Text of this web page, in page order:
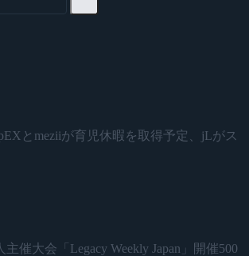
とmeziiが育児休暇を取得予定、jLがス
主催大会「Legacy Weekly Japan」開催500